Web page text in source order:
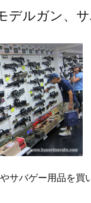
デルガン、
サバゲー用品を買